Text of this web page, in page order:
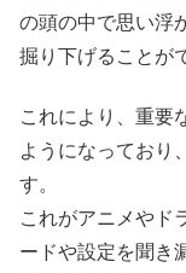
の頭の中で思い浮
掘り下げることが
これにより、重要
ようになっており
す。
これがアニメやド
ードや設定を聞き